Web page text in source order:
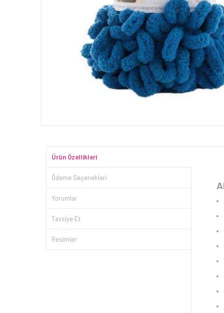
Ürün Özellikleri
Ödeme Seçenekleri
Yorumlar
Tavsiye Et
Resimler